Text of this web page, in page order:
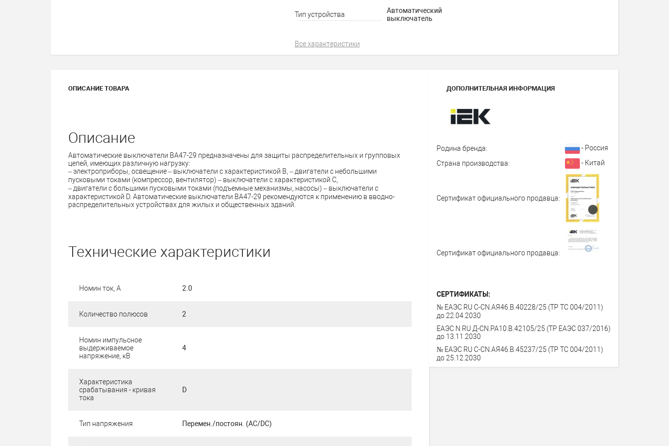
Тип устройства
Автоматический
выключатель
Все характеристики
ОПИСАНИЕ ТОВАРА
Описание
Автоматические выключатели ВА47-29 предназначены для защиты распределительных и групповых
цепей, имеющих различную нагрузку:
– электроприборы, освещение – выключатели с характеристикой В, – двигатели с небольшими
пусковыми токами (компрессор, вентилятор) – выключатели с характеристикой C,
– двигатели с большими пусковыми токами (подъемные механизмы, насосы) – выключатели с
характеристикой D. Автоматические выключатели ВА47-29 рекомендуются к применению в вводно-
распределительных устройствах для жилых и общественных зданий.
Технические характеристики
Номин ток, А 2.0
Количество полюсов 2
Номин импульсное
выдерживаемое
напряжение, кВ
4
Характеристика
срабатывания - кривая
тока
D
Тип напряжения Перемен./постоян. (AC/DC)
ДОПОЛНИТЕЛЬНАЯ ИНФОРМАЦИЯ
Родина бренда:
- Россия
Страна производства:
- Китай
Сертификат официального продавца:
Сертификат официального продавца:
СЕРТИФИКАТЫ:
№ ЕАЭС RU C-CN.АЯ46.В.40228/25 (ТР ТС 004/2011)
до 22.04.2030
ЕАЭС N RU Д-CN.PA10.В.42105/25 (ТР ЕАЭС 037/2016)
до 13.11.2030
№ ЕАЭС RU C-CN.АЯ46.В.45237/25 (ТР ТС 004/2011)
до 25.12.2030